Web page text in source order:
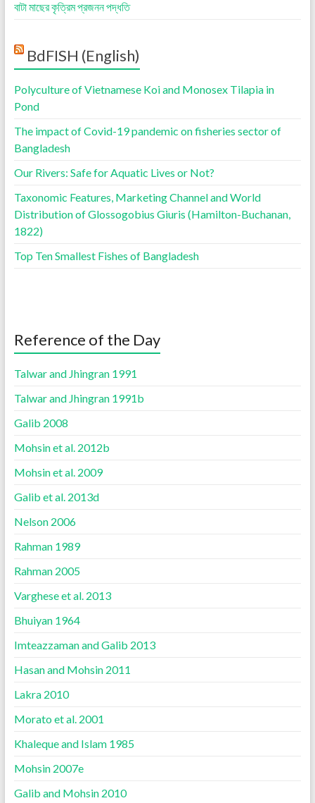
বাটা মাছের কৃত্রিম প্রজনন পদ্ধতি
BdFISH (English)
Polyculture of Vietnamese Koi and Monosex Tilapia in
Pond
The impact of Covid-19 pandemic on fisheries sector of
Bangladesh
Our Rivers: Safe for Aquatic Lives or Not?
Taxonomic Features, Marketing Channel and World
Distribution of Glossogobius Giuris (Hamilton-Buchanan,
1822)
Top Ten Smallest Fishes of Bangladesh
Reference of the Day
Talwar and Jhingran 1991
Talwar and Jhingran 1991b
Galib 2008
Mohsin et al. 2012b
Mohsin et al. 2009
Galib et al. 2013d
Nelson 2006
Rahman 1989
Rahman 2005
Varghese et al. 2013
Bhuiyan 1964
Imteazzaman and Galib 2013
Hasan and Mohsin 2011
Lakra 2010
Morato et al. 2001
Khaleque and Islam 1985
Mohsin 2007e
Galib and Mohsin 2010